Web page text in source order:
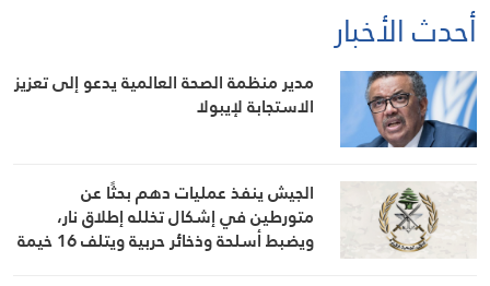
أحدث الأخبار
مدير منظمة الصحة العالمية يدعو إلى تعزيز
الاستجابة لإيبولا
الجيش ينفذ عمليات دهم بحثًا عن
متورطين في إشكال تخلله إطلاق نار،
ويضبط أسلحة وذخائر حربية ويتلف 16 خيمة